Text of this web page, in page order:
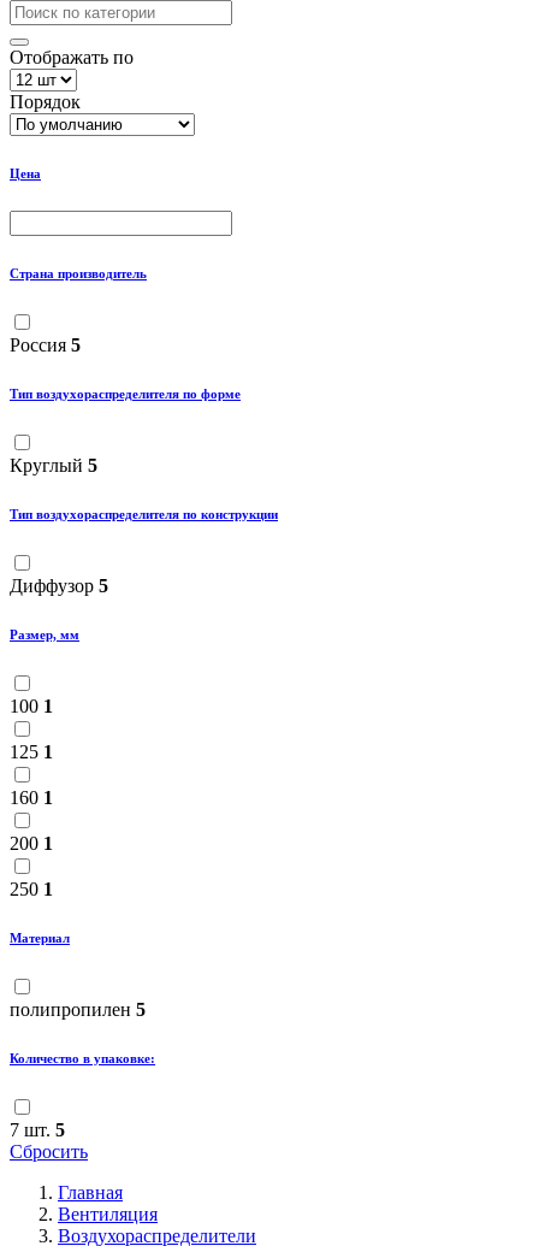
Отображать по
Порядок
Цена
Страна производитель
Россия 5
Тип воздухораспределителя по форме
Круглый 5
Тип воздухораспределителя по конструкции
Диффузор 5
Размер, мм
100 1
125 1
160 1
200 1
250 1
Материал
полипропилен 5
Количество в упаковке:
7 шт. 5
Сбросить
Главная
Вентиляция
Воздухораспределители